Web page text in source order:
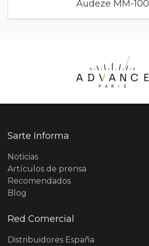
Audeze MM-100
Sarte Informa
Noticias
Artículos de prensa
Recomendados
Blog
Red Comercial
Distribuidores España